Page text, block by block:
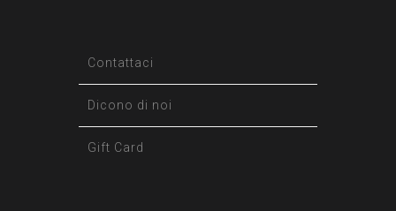
Contattaci
Dicono di noi
Gift Card